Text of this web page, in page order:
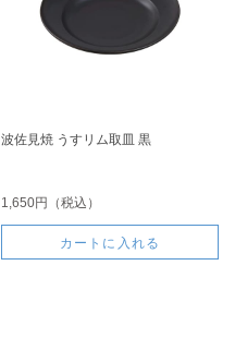
波佐見焼 うすリム取皿 黒
1,650円（税込）
カートに入れる